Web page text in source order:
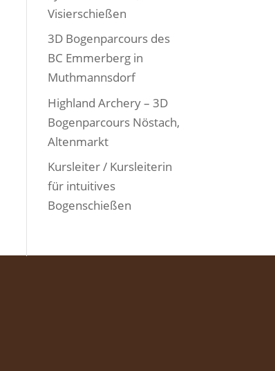
Visierschießen
3D Bogenparcours des
BC Emmerberg in
Muthmannsdorf
Highland Archery – 3D
Bogenparcours Nöstach,
Altenmarkt
Kursleiter / Kursleiterin
für intuitives
Bogenschießen